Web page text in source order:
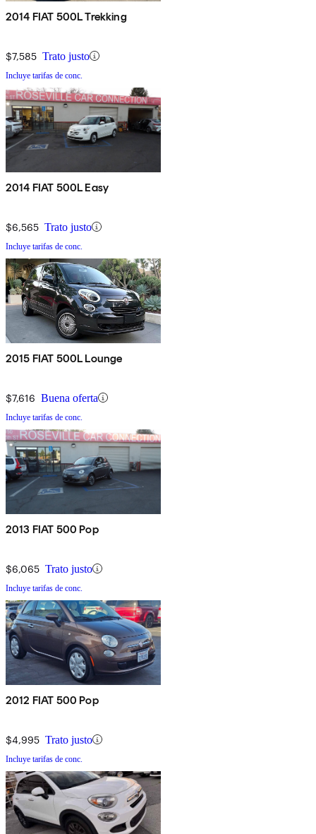
2014 FIAT 500L Trekking
$7,585 Trato justo
Incluye tarifas de conc.
2014 FIAT 500L Easy
$6,565 Trato justo
Incluye tarifas de conc.
2015 FIAT 500L Lounge
$7,616 Buena oferta
Incluye tarifas de conc.
2013 FIAT 500 Pop
$6,065 Trato justo
Incluye tarifas de conc.
2012 FIAT 500 Pop
$4,995 Trato justo
Incluye tarifas de conc.